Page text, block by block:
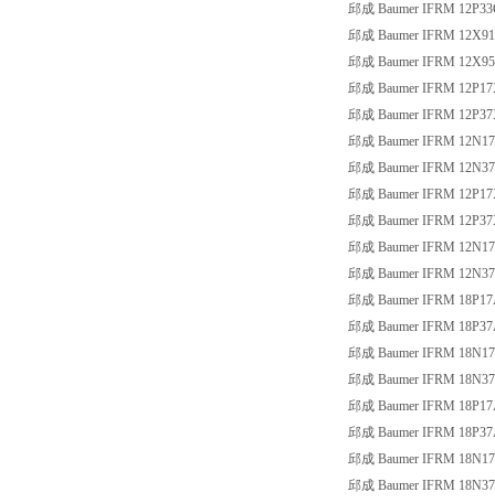
邱成 Baumer IFRM
邱成 Baumer IFRM
邱成 Baumer IFRM
邱成 Baumer IFRM
邱成 Baumer IFRM
邱成 Baumer IFRM
邱成 Baumer IFRM
邱成 Baumer IFRM
邱成 Baumer IFRM
邱成 Baumer IFRM
邱成 Baumer IFRM
邱成 Baumer IFRM
邱成 Baumer IFRM
邱成 Baumer IFRM
邱成 Baumer IFRM
邱成 Baumer IFRM
邱成 Baumer IFRM
邱成 Baumer IFRM
邱成 Baumer IFRM